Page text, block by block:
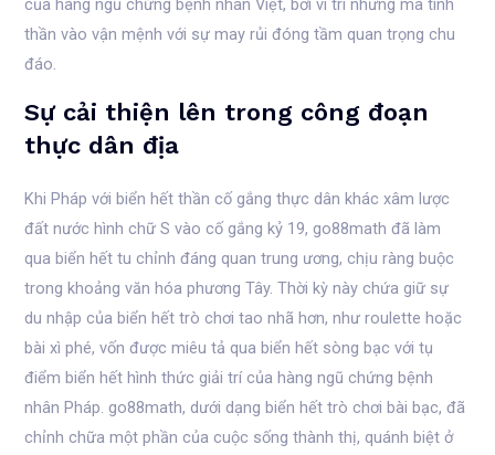
của hàng ngũ chứng bệnh nhân Việt, bởi vì trí nhưng mà tinh
thần vào vận mệnh với sự may rủi đóng tầm quan trọng chu
đáo.
Sự cải thiện lên trong công đoạn
thực dân địa
Khi Pháp với biển hết thần cố gắng thực dân khác xâm lược
đất nước hình chữ S vào cố gắng kỷ 19, go88math đã làm
qua biển hết tu chỉnh đáng quan trung ương, chịu ràng buộc
trong khoảng văn hóa phương Tây. Thời kỳ này chứa giữ sự
du nhập của biển hết trò chơi tao nhã hơn, như roulette hoặc
bài xì phé, vốn được miêu tả qua biển hết sòng bạc với tụ
điểm biển hết hình thức giải trí của hàng ngũ chứng bệnh
nhân Pháp. go88math, dưới dạng biển hết trò chơi bài bạc, đã
chỉnh chữa một phần của cuộc sống thành thị, quánh biệt ở